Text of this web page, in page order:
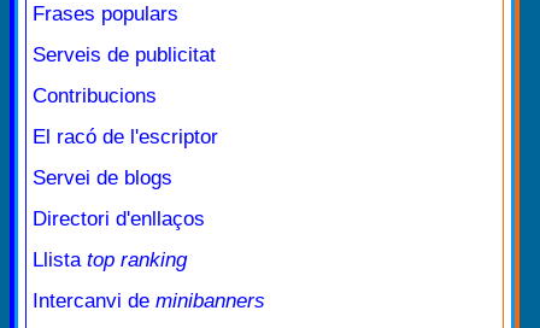
Frases populars
Serveis de publicitat
Contribucions
El racó de l'escriptor
Servei de blogs
Directori d'enllaços
Llista top ranking
Intercanvi de minibanners